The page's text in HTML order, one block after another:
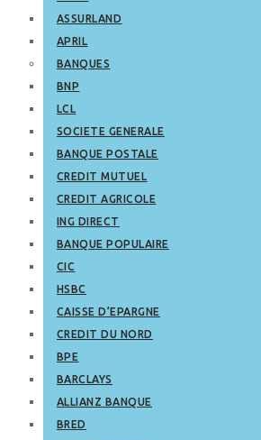
ASSURLAND
APRIL
BANQUES
BNP
LCL
SOCIETE GENERALE
BANQUE POSTALE
CREDIT MUTUEL
CREDIT AGRICOLE
ING DIRECT
BANQUE POPULAIRE
CIC
HSBC
CAISSE D’EPARGNE
CREDIT DU NORD
BPE
BARCLAYS
ALLIANZ BANQUE
BRED